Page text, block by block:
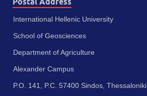
Postal Address
International Hellenic University
School of Geosciences
Department of Agriculture
Alexander Campus
P.O. 141, P.C. 57400 Sindos, Thessaloniki